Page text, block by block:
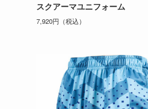
スクアーマユニフォーム
7,920円（税込）